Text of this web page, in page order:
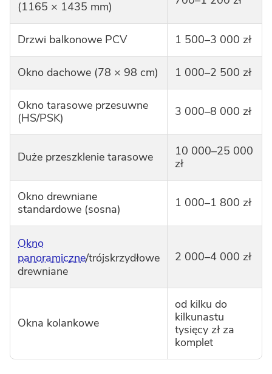
(1165 × 1435 mm)
Drzwi balkonowe PCV 1 500–3 000 zł
Okno dachowe (78 × 98 cm) 1 000–2 500 zł
Okno tarasowe przesuwne
(HS/PSK)
3 000–8 000 zł
Duże przeszklenie tarasowe
10 000–25 000
zł
Okno drewniane
standardowe (sosna)
1 000–1 800 zł
Okno
panoramiczne/trójskrzydłowe
drewniane
2 000–4 000 zł
Okna kolankowe
od kilku do
kilkunastu
tysięcy zł za
komplet